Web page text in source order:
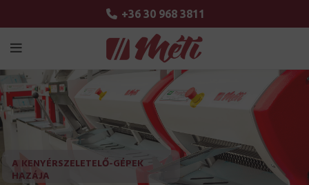
+36 30 968 3811
A KENYÉRSZELETELŐ-GÉPEK
HAZÁJA